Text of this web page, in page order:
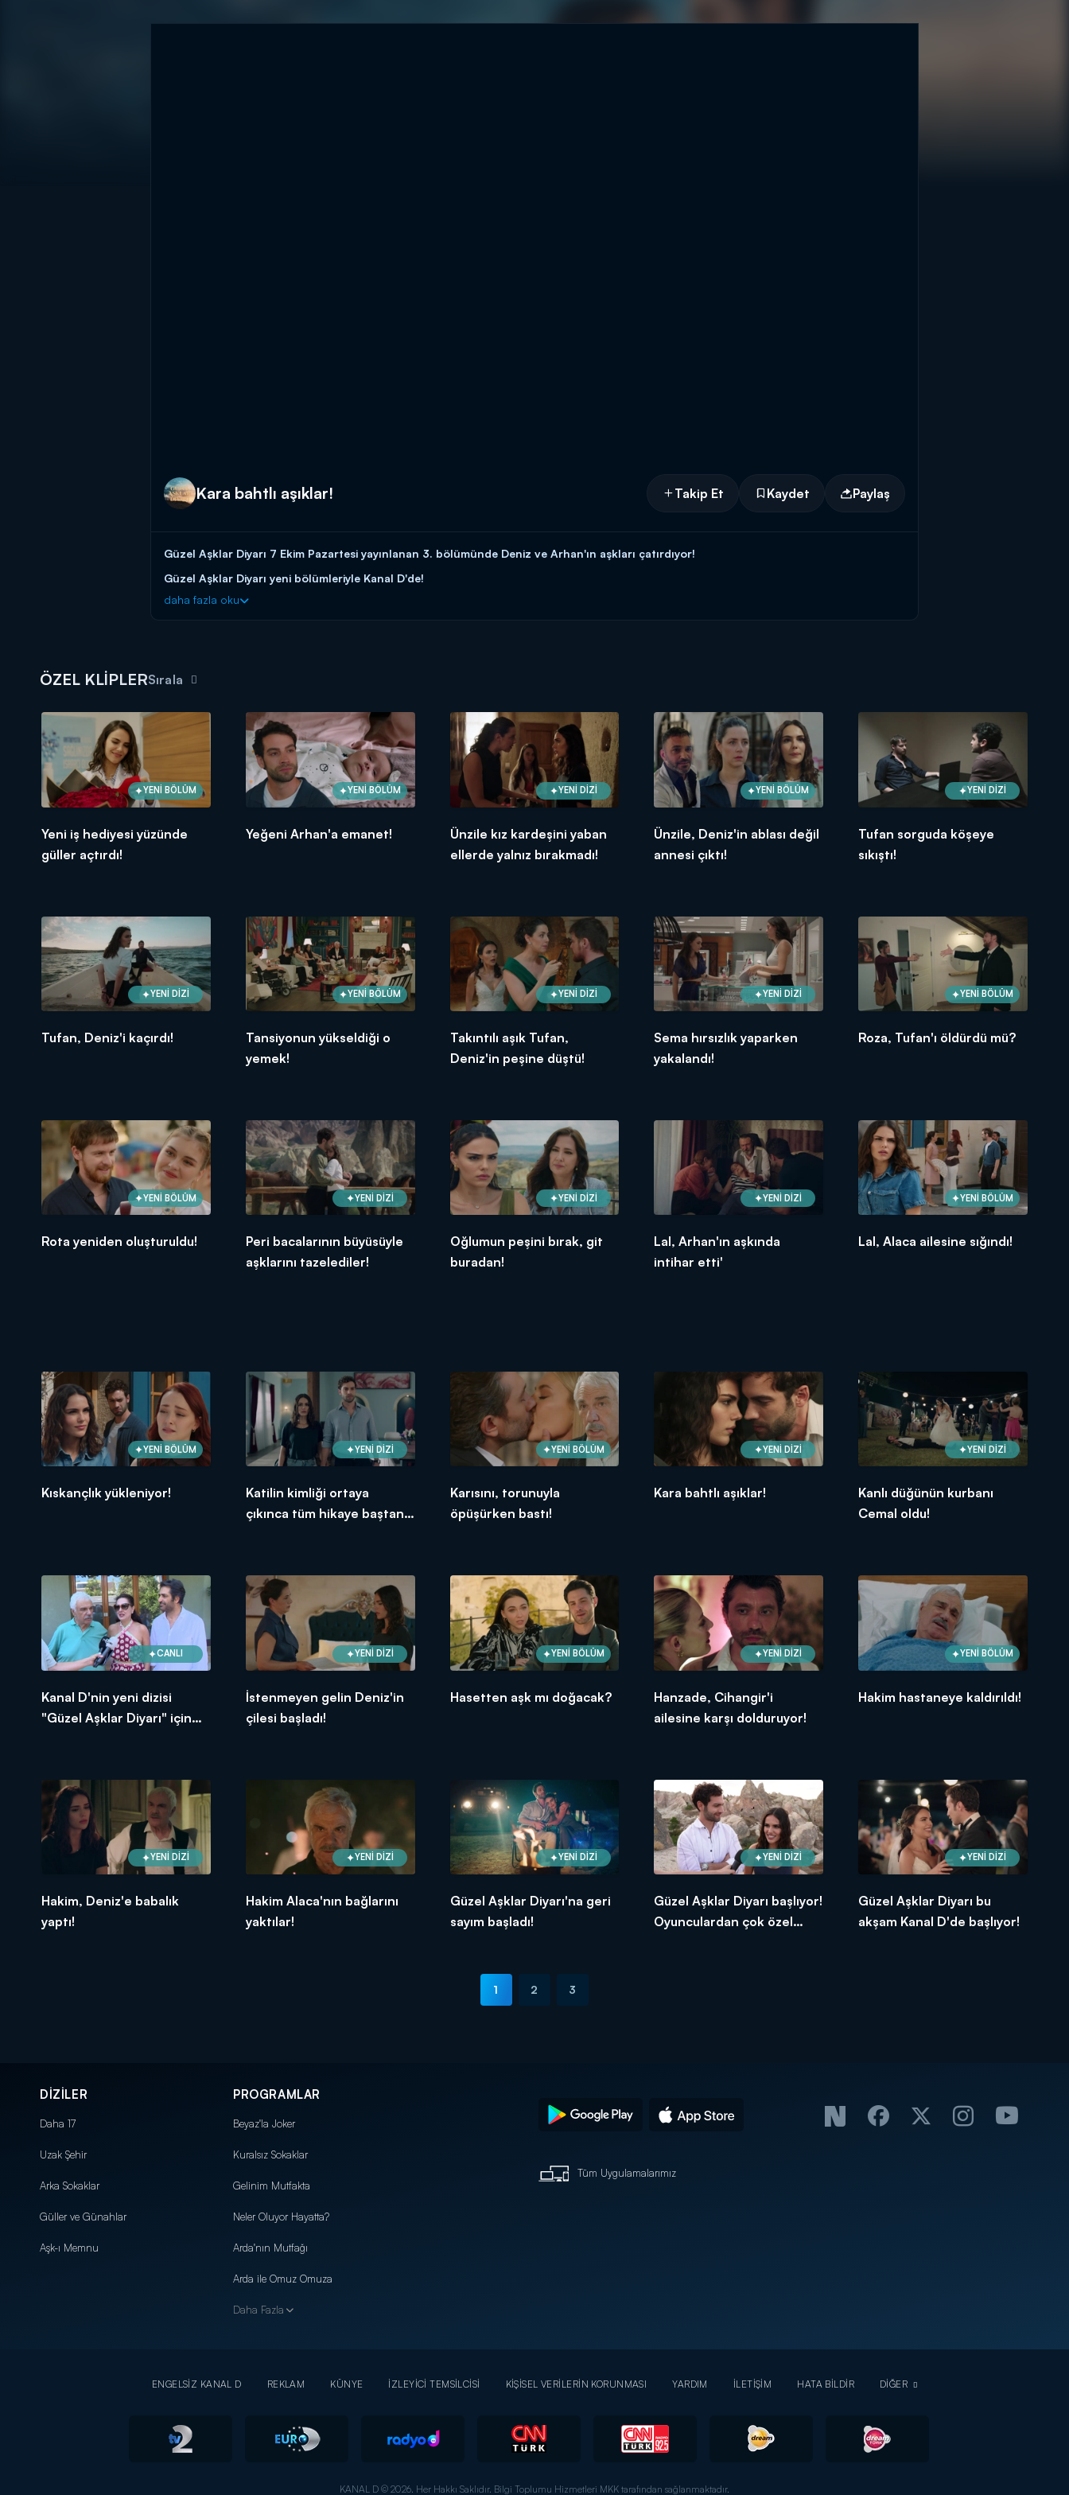
Kara bahtlı aşıklar! Takip Et Kaydet Paylaş
Güzel Aşklar Diyarı 7 Ekim Pazartesi yayınlanan 3. bölümünde Deniz ve Arhan'ın aşkları çatırdıyor!
Güzel Aşklar Diyarı yeni bölümleriyle Kanal D'de!
daha fazla oku
ÖZEL KLİPLERSırala
YENİ BÖLÜM
Yeni iş hediyesi yüzünde
güller açtırdı!
YENİ BÖLÜM
Yeğeni Arhan'a emanet!
YENİ DİZİ
Ünzile kız kardeşini yaban
ellerde yalnız bırakmadı!
YENİ BÖLÜM
Ünzile, Deniz'in ablası değil
annesi çıktı!
YENİ DİZİ
Tufan sorguda köşeye
sıkıştı!
YENİ DİZİ
Tufan, Deniz'i kaçırdı!
YENİ BÖLÜM
Tansiyonun yükseldiği o
yemek!
YENİ DİZİ
Takıntılı aşık Tufan,
Deniz'in peşine düştü!
YENİ DİZİ
Sema hırsızlık yaparken
yakalandı!
YENİ BÖLÜM
Roza, Tufan'ı öldürdü mü?
YENİ BÖLÜM
Rota yeniden oluşturuldu!
YENİ DİZİ
Peri bacalarının büyüsüyle
aşklarını tazelediler!
YENİ DİZİ
Oğlumun peşini bırak, git
buradan!
YENİ DİZİ
Lal, Arhan'ın aşkında
intihar etti'
YENİ BÖLÜM
Lal, Alaca ailesine sığındı!
YENİ BÖLÜM
Kıskançlık yükleniyor!
YENİ DİZİ
Katilin kimliği ortaya
çıkınca tüm hikaye baştan
YENİ BÖLÜM
Karısını, torunuyla
öpüşürken bastı!
YENİ DİZİ
Kara bahtlı aşıklar!
YENİ DİZİ
Kanlı düğünün kurbanı
Cemal oldu!
CANLI
Kanal D'nin yeni dizisi
"Güzel Aşklar Diyarı" için
YENİ DİZİ
İstenmeyen gelin Deniz'in
çilesi başladı!
YENİ BÖLÜM
Hasetten aşk mı doğacak?
YENİ DİZİ
Hanzade, Cihangir'i
ailesine karşı dolduruyor!
YENİ BÖLÜM
Hakim hastaneye kaldırıldı!
YENİ DİZİ
Hakim, Deniz'e babalık
yaptı!
YENİ DİZİ
Hakim Alaca'nın bağlarını
yaktılar!
YENİ DİZİ
Güzel Aşklar Diyarı'na geri
sayım başladı!
YENİ DİZİ
Güzel Aşklar Diyarı başlıyor!
Oyunculardan çok özel
YENİ DİZİ
Güzel Aşklar Diyarı bu
akşam Kanal D'de başlıyor!
1 2 3
DİZİLER
Daha 17
Uzak Şehir
Arka Sokaklar
Güller ve Günahlar
Aşk-ı Memnu
PROGRAMLAR
Beyaz'la Joker
Kuralsız Sokaklar
Gelinim Mutfakta
Neler Oluyor Hayatta?
Arda'nın Mutfağı
Arda ile Omuz Omuza
Daha Fazla
Tüm Uygulamalarımız
ENGELSİZ KANAL D REKLAM KÜNYE İZLEYİCİ TEMSİLCİSİ KİŞİSEL VERİLERİN KORUNMASI YARDIM İLETİŞİM HATA BİLDİR DİĞER
KANAL D © 2026. Her Hakkı Saklıdır. Bilgi Toplumu Hizmetleri MKK tarafından sağlanmaktadır.